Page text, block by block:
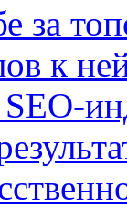
за
к
SEO-